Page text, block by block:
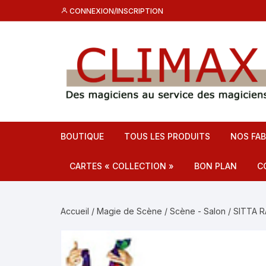
au
CONNEXION/INSCRIPTION
BOUTIQUE TOUS LES PRODUITS NOS
CARTES « COLLECTION » BON PLAN
Accueil / Magie de Scène / Scène - Salon / SITTA